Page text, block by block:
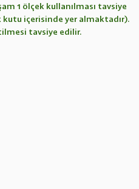
1 ölçek kullanılması tavsiye
içerisinde yer almaktadır).
tavsiye edilir.